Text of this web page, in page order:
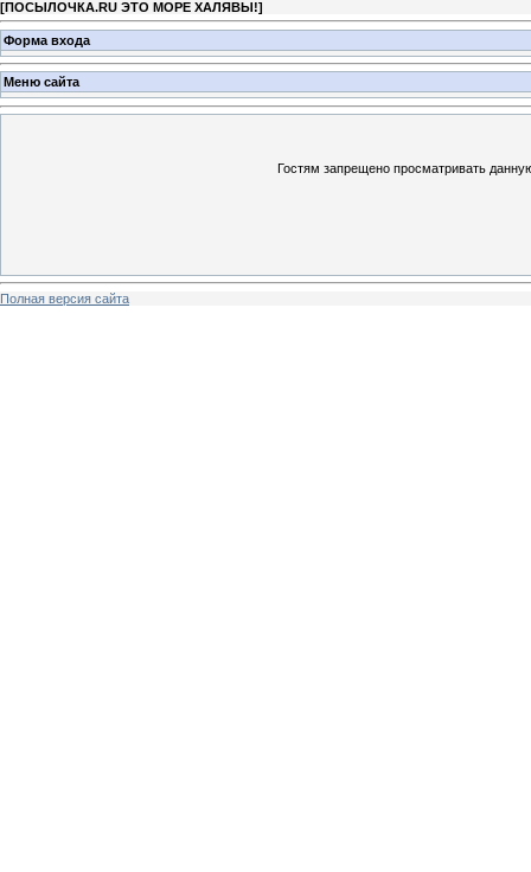
[ПОСЫЛОЧКА.RU ЭТО МОРЕ ХАЛЯВЫ!]
Форма входа
Меню сайта
Гостям запрещено просматривать
Полная версия сайта